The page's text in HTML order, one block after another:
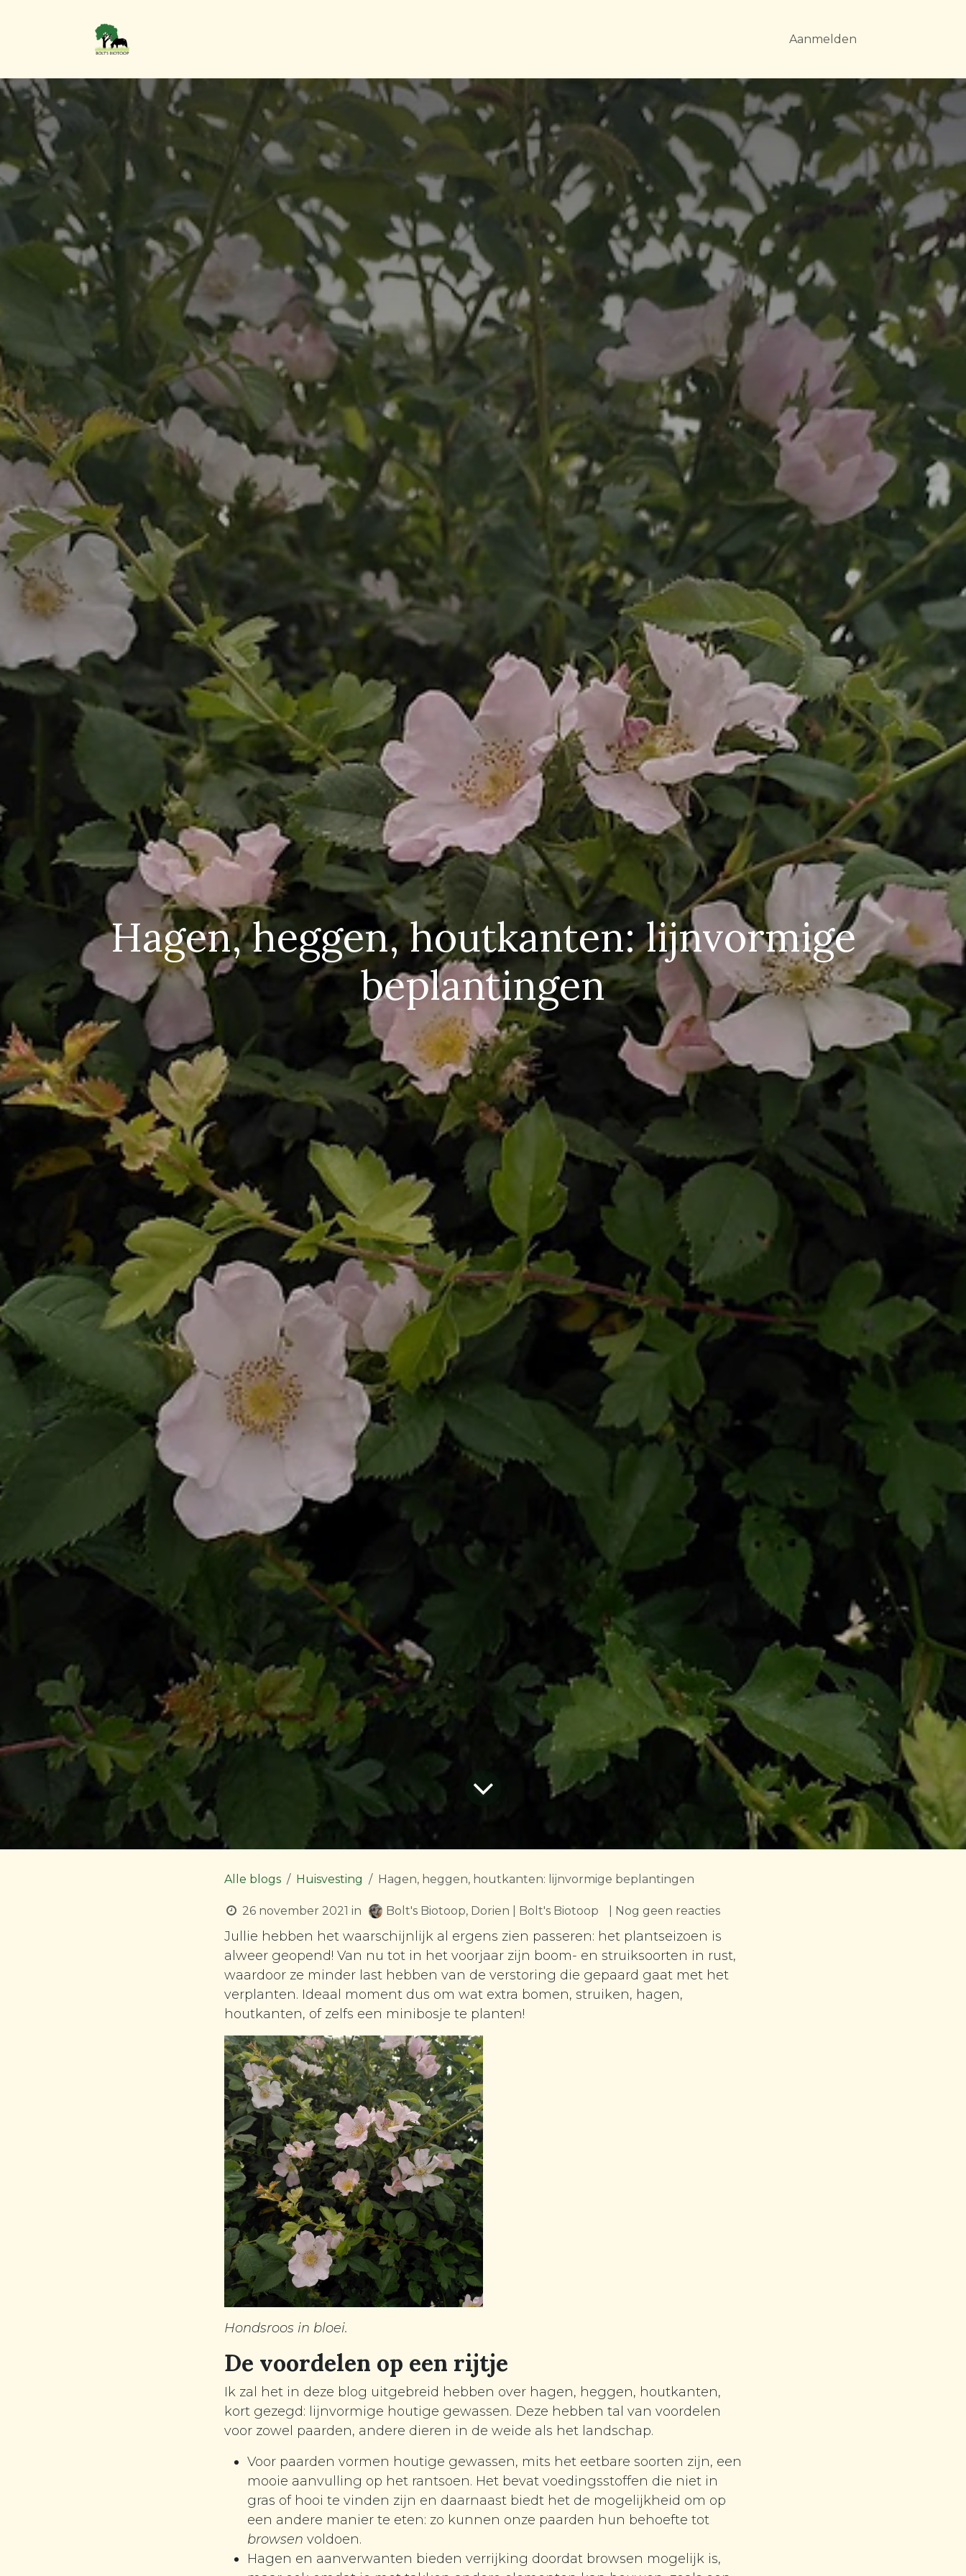
Aanmelden
Hagen, heggen, houtkanten: lijnvormige
beplantingen
Alle blogs Huisvesting Hagen, heggen, houtkanten: lijnvormige beplantingen
26 november 2021 in Bolt's Biotoop, Dorien | Bolt's Biotoop | Nog geen reacties
Jullie hebben het waarschijnlijk al ergens zien passeren: het plantseizoen is
alweer geopend! Van nu tot in het voorjaar zijn boom- en struiksoorten in rust,
waardoor ze minder last hebben van de verstoring die gepaard gaat met het
verplanten. Ideaal moment dus om wat extra bomen, struiken, hagen,
houtkanten, of zelfs een minibosje te planten!
Hondsroos in bloei.
De voordelen op een rijtje
Ik zal het in deze blog uitgebreid hebben over hagen, heggen, houtkanten,
kort gezegd: lijnvormige houtige gewassen. Deze hebben tal van voordelen
voor zowel paarden, andere dieren in de weide als het landschap.
Voor paarden vormen houtige gewassen, mits het eetbare soorten zijn, een
mooie aanvulling op het rantsoen. Het bevat voedingsstoffen die niet in
gras of hooi te vinden zijn en daarnaast biedt het de mogelijkheid om op
een andere manier te eten: zo kunnen onze paarden hun behoefte tot
browsen voldoen.
Hagen en aanverwanten bieden verrijking doordat browsen mogelijk is,